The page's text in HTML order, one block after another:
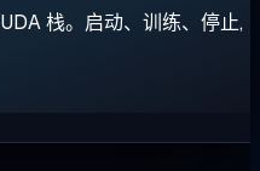
栈。启动、训练、停止,